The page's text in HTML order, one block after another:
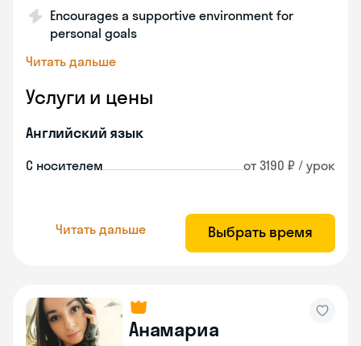
Encourages a supportive environment for
personal goals
Читать дальше
Услуги и цены
Английский язык
С носителем от 3190 ₽ / урок
Читать дальше Выбрать время
Анамариа